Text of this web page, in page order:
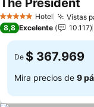
5 Estrellas Hotel Vistas
The President
8,8 Excelente 10.117
De $ 367.969
Mira precios de 9